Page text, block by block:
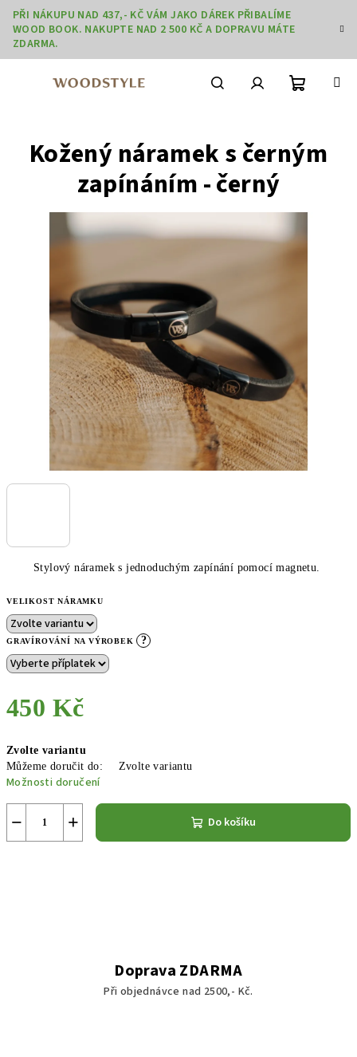
Přejít
obsah
PŘI NÁKUPU NAD 437,- KČ VÁM JAKO DÁREK PŘIBALÍME
WOOD BOOK. NAKUPTE NAD 2 500 KČ A DOPRAVU MÁTE
ZDARMA.
košík
Stylový náramek s jednoduchým zapínání pomocí magnetu.
VELIKOST NÁRAMKU
GRAVÍROVÁNÍ NA VÝROBEK ?
450 Kč
cena:
Zvolte variantu
Můžeme doručit do:
Zvolte variantu
Možnosti doručení
+
− Do košíku
Kožený náramek s černým
zapínáním - černý
Doprava ZDARMA
Při objednávce nad 2500,- Kč.